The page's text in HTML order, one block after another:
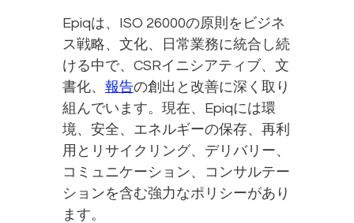
Epiqは、ISO 26000の原則をビジネ
ス戦略、文化、日常業務に統合し続
ける中で、CSRイニシアティブ、文
書化、 報告の創出と改善に深く取り
組んでいます。現在、Epiqには環
境、安全、エネルギーの保存、再利
用とリサイクリング、デリバリー、
コミュニケーション、コンサルテー
ションを含む強力なポリシーがあり
ます。